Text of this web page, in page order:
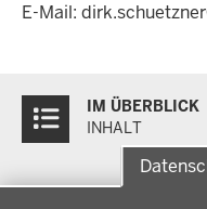
E-Mail:
Inhalte
IM ÜBERBLICK
INHALT
THEMEN